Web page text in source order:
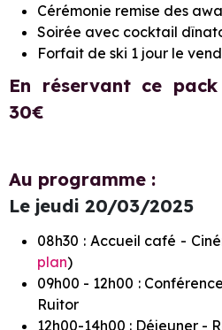
Cérémonie remise des
Soirée avec cocktail
Forfait de ski 1 jour le
En réservant ce pack
30€
Au programme :
Le jeudi 20/03/2025
​08h30 : Accueil café -
plan)
09h00 - 12h00 :
Ruitor
​12h00-14h00 : Déjeuner -